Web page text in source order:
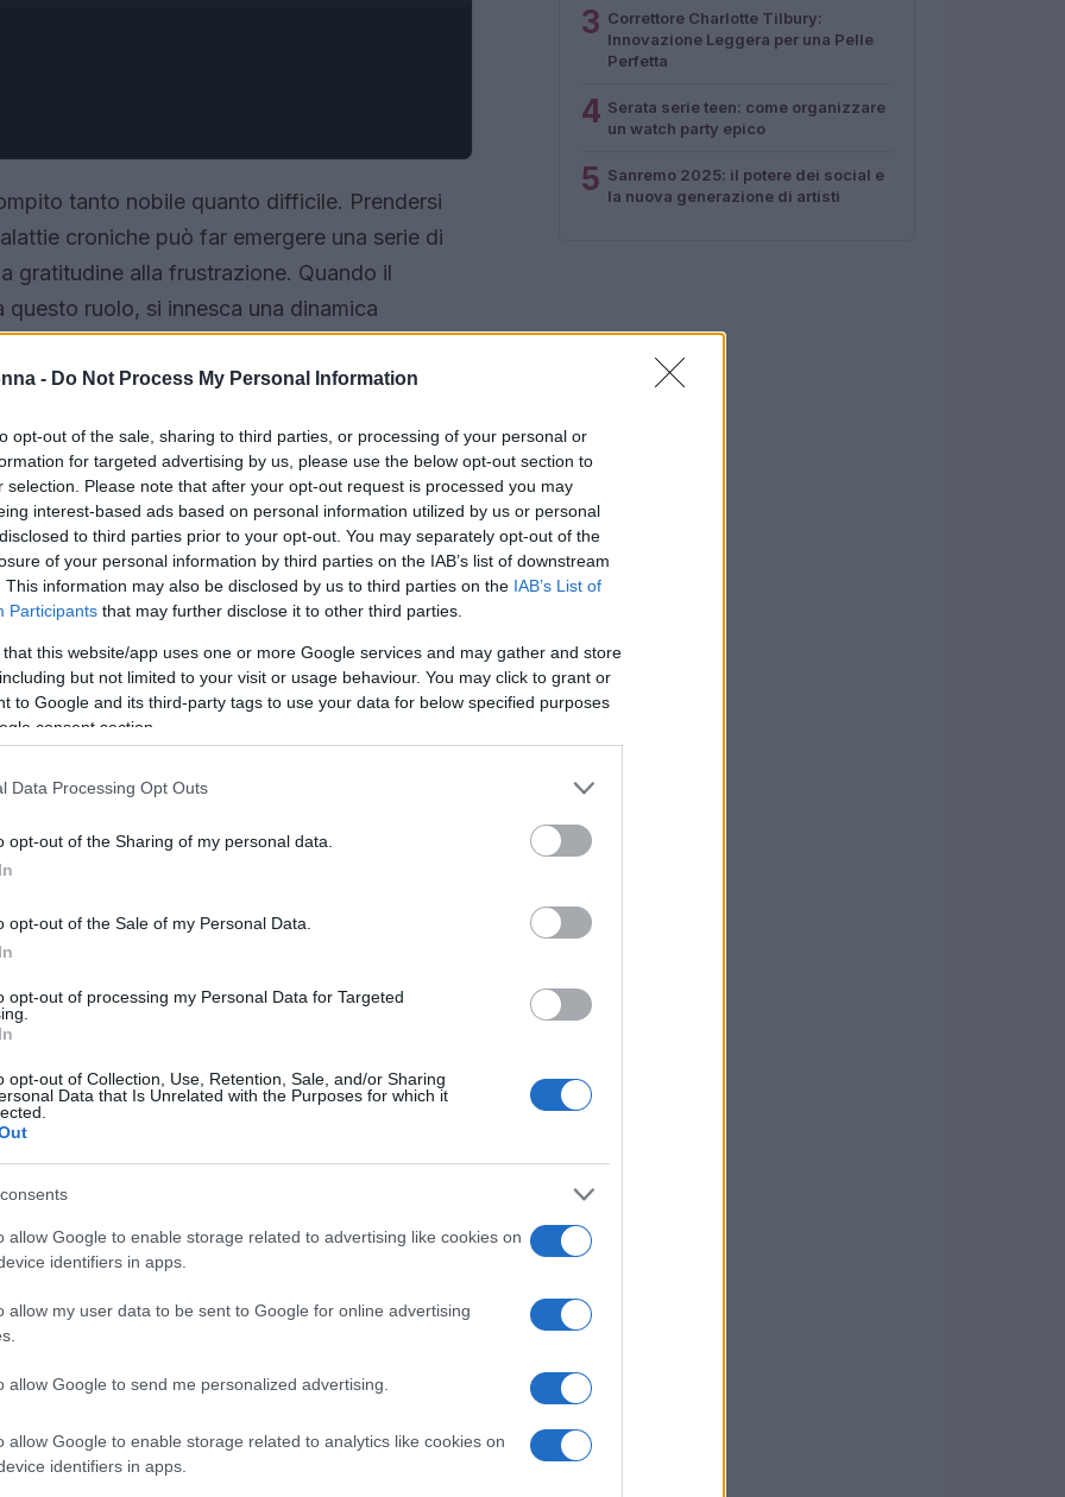
- Do Not Process My Personal Information
opt-out of the sale, sharing to third parties, or processing of your personal or
for targeted advertising by us, please use the below opt-out section to
selection. Please note that after your opt-out request is processed you may
interest-based ads based on personal information utilized by us or personal
to third parties prior to your opt-out. You may separately opt-out of the
of your personal information by third parties on the IAB’s list of downstream
This information may also be disclosed by us to third parties on the IAB’s List of
Participants that may further disclose it to other third parties.
that this website/app uses one or more Google services and may gather and store
but not limited to your visit or usage behaviour. You may click to grant or
to Google and its third-party tags to use your data for below specified purposes
consent section.
Data Processing Opt Outs
opt-out of the Sharing of my personal data.
opt-out of the Sale of my Personal Data.
opt-out of processing my Personal Data for Targeted
opt-out of Collection, Use, Retention, Sale, and/or Sharing
Data that Is Unrelated with the Purposes for which it
allow Google to enable storage related to advertising like cookies on
identifiers in apps.
allow my user data to be sent to Google for online advertising
allow Google to send me personalized advertising.
allow Google to enable storage related to analytics like cookies on
identifiers in apps.
tanto nobile quanto difficile. Prendersi
croniche può far emergere una serie di
gratitudine alla frustrazione. Quando il
ruolo, si innesca una dinamica
responsabilità notevole. Non solo si offre
punto di riferimento emotivo per chi si
a una
sensazione di
bisogni e desideri, sentendosi sempre più
a tratti, soffocante.
e giovani, segnalano una diminuzione della
edepressione. La difficoltà di bilanciare i
rappresenta una battaglia quotidiana. Infatti,
di colpa per qualsiasi emozione
assistita, alimentando un ciclo di
sulla qualità della vita.
3 Correttore Charlotte Tilbury:
Innovazione Leggera per una Pelle
Perfetta
4 Serata serie teen: come organizzare
un watch party epico
5 Sanremo 2025: il potere dei social e
la nuova generazione di artisti